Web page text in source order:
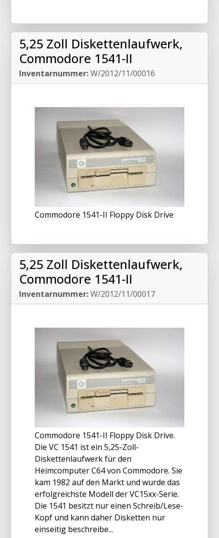
5,25 Zoll Diskettenlaufwerk,
Commodore 1541-II
Inventarnummer:W/2012/11/00016
Commodore 1541-II Floppy Disk Drive
5,25 Zoll Diskettenlaufwerk,
Commodore 1541-II
Inventarnummer:W/2012/11/00017
Commodore 1541-II Floppy Disk Drive.
Die VC 1541 ist ein 5,25-Zoll-
Diskettenlaufwerk für den
Heimcomputer C64 von Commodore. Sie
kam 1982 auf den Markt und wurde das
erfolgreichste Modell der VC15xx-Serie.
Die 1541 besitzt nur einen Schreib/Lese-
Kopf und kann daher Disketten nur
einseitig beschreibe...